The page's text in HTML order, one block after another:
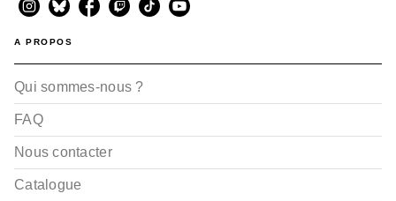
A PROPOS
Qui sommes-nous ?
FAQ
Nous contacter
Catalogue